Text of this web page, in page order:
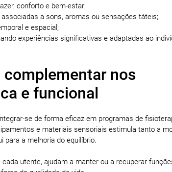
conforto e bem-estar;
a sons, aromas ou sensações táteis;
e espacial;
experiências significativas e adaptadas ao
nos
e funcional
se de forma eficaz em programas de
e materiais sensoriais estimula tanto a
para a melhoria do equilíbrio.
utente, ajudam a manter ou a recuperar